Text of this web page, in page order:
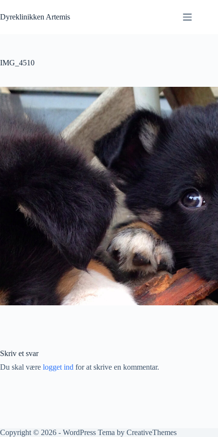
til
indhold
Dyreklinikken Artemis
IMG_4510
Skriv et svar
Du skal være logget ind for at skrive en kommentar.
Copyright © 2026 - WordPress Tema by CreativeThemes